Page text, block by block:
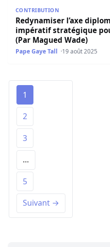
CONTRIBUTION
Redynamiser l’axe
impératif stratégique
(Par Magued Wade)
Pape Gaye Tall 19 août 2025
1
2
3
…
5
Suivant →